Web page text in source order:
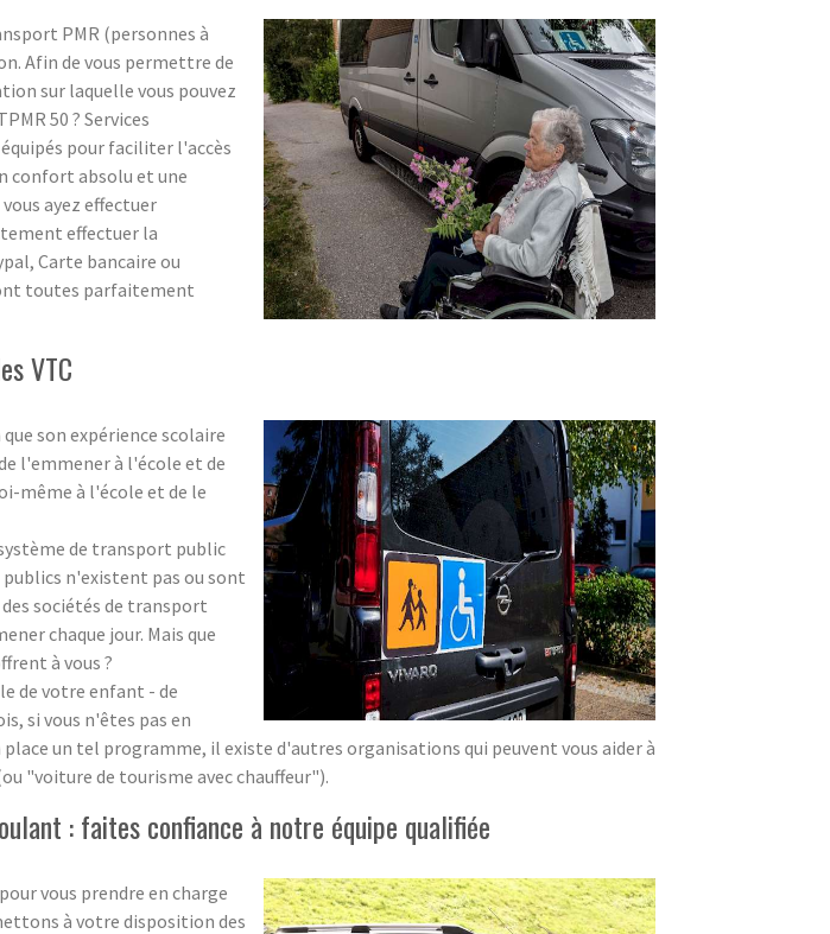
PMR (personnes à
Afin de vous permettre de
sur laquelle vous pouvez
50 ? Services
pour faciliter l'accès
confort absolu et une
ayez effectuer
effectuer la
Carte bancaire ou
toutes parfaitement
VTC
son expérience scolaire
l'emmener à l'école et de
même à l'école et de le
de transport public
n'existent pas ou sont
sociétés de transport
chaque jour. Mais que
à vous ?
de votre enfant - de
si vous n'êtes pas en
un tel programme, il existe d'autres organisations qui peuvent vous aider à
"voiture de tourisme avec chauffeur").
: faites confiance à notre équipe qualifiée
vous prendre en charge
à votre disposition des